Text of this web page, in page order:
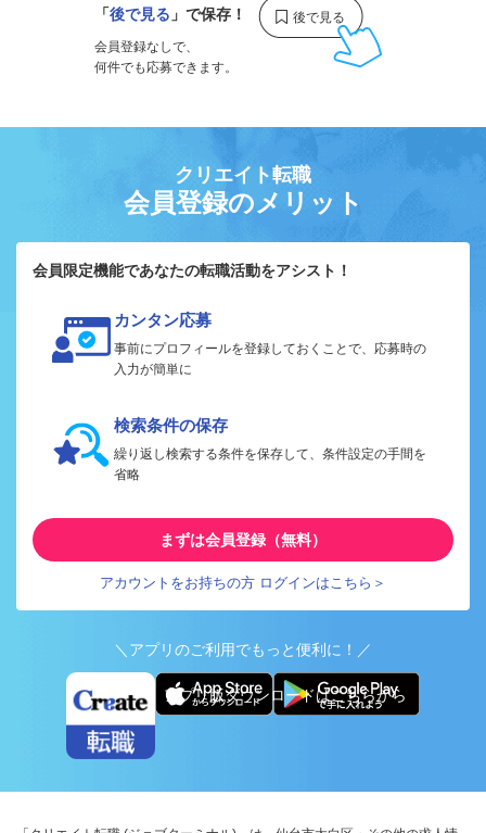
「後で見る 」で保存！
会員登録なしで、
何件でも応募できます。
クリエイト転職
会員登録のメリット
会員限定機能であなたの転職活動をアシスト！
カンタン応募
事前にプロフィールを登録しておくことで、応募時の
入力が簡単に
検索条件の保存
繰り返し検索する条件を保存して、条件設定の手間を
省略
まずは会員登録（無料）
アカウントをお持ちの方 ログインはこちら＞
＼アプリのご利用でもっと便利に！／
アプリ版ダウンロードはこちらから